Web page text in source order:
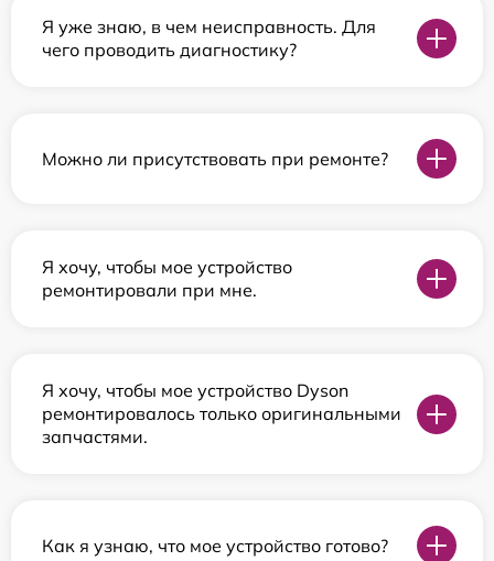
Я уже знаю, в чем неисправность. Для
чего проводить диагностику?
Можно ли присутствовать при ремонте?
Я хочу, чтобы мое устройство
ремонтировали при мне.
Я хочу, чтобы мое устройство Dyson
ремонтировалось только оригинальными
запчастями.
Как я узнаю, что мое устройство готово?